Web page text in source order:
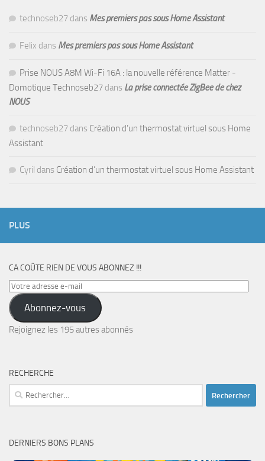
technoseb27 dans Mes premiers pas sous Home Assistant
Felix dans Mes premiers pas sous Home Assistant
Prise NOUS A8M Wi-Fi 16A : la nouvelle référence Matter -
Domotique Technoseb27 dans La prise connectée ZigBee de chez
NOUS
technoseb27 dans Création d’un thermostat virtuel sous Home
Assistant
Cyril dans Création d’un thermostat virtuel sous Home Assistant
PLUS
CA COÛTE RIEN DE VOUS ABONNEZ !!!
Votre
adresse
e-
mail
Abonnez-vous
Rejoignez les 195 autres abonnés
RECHERCHE
Rechercher :
DERNIERS BONS PLANS